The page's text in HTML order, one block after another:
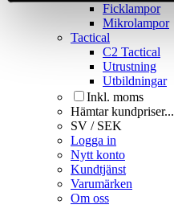
Ficklampor
Mikrolampor
Tactical
C2 Tactical
Utrustning
Utbildningar
Inkl. moms
Hämtar kundpriser...
SV / SEK
Logga in
Nytt konto
Kundtjänst
Varumärken
Om oss